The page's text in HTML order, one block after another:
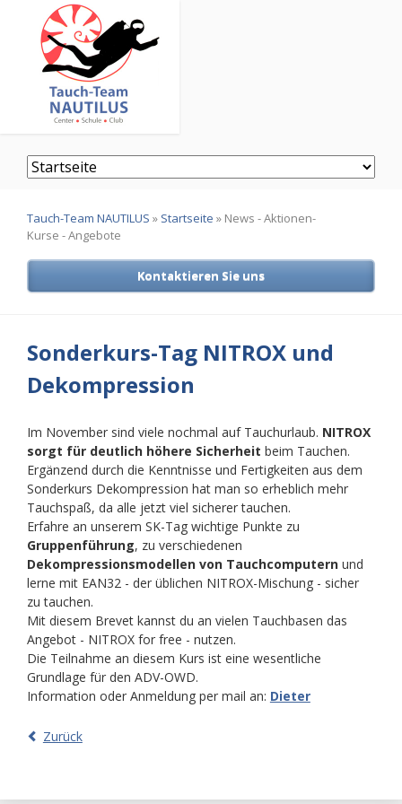
Navigation
überspringen
Tauch-Team NAUTILUS » Startseite » News - Aktionen-
Kurse - Angebote
Kontaktieren Sie uns
Sonderkurs-Tag NITROX und
Dekompression
Im November sind viele nochmal auf Tauchurlaub. NITROX
sorgt für deutlich höhere Sicherheit beim Tauchen.
Ergänzend durch die Kenntnisse und Fertigkeiten aus dem
Sonderkurs Dekompression hat man so erheblich mehr
Tauchspaß, da alle jetzt viel sicherer tauchen.
Erfahre an unserem SK-Tag wichtige Punkte zu
Gruppenführung, zu verschiedenen
Dekompressionsmodellen von Tauchcomputernund
lerne mit EAN32 - der üblichen NITROX-Mischung - sicher
zu tauchen.
Mit diesem Brevet kannst du an vielen Tauchbasen das
Angebot - NITROX for free - nutzen.
Die Teilnahme an diesem Kurs ist eine wesentliche
Grundlage für den ADV-OWD.
Information oder Anmeldung per mail an: Dieter
Zurück